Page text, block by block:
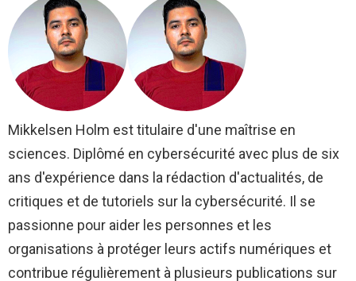
Mikkelsen Holm est titulaire d'une maîtrise en
sciences. Diplômé en cybersécurité avec plus de six
ans d'expérience dans la rédaction d'actualités, de
critiques et de tutoriels sur la cybersécurité. Il se
passionne pour aider les personnes et les
organisations à protéger leurs actifs numériques et
contribue régulièrement à plusieurs publications sur